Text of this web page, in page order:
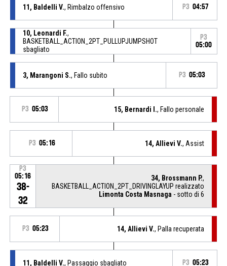
11, Baldelli V., Rimbalzo offensivo P3 04:57
10, Leonardi F.,
BASKETBALL_ACTION_2PT_PULLUPJUMPSHOT
sbagliato
P3
05:00
3, Marangoni S., Fallo subito P3 05:03
P3 05:03 15, Bernardi I., Fallo personale
P3 05:16 14, Allievi V., Assist
P3
05:16
38-
32
34, Brossmann P.,
BASKETBALL_ACTION_2PT_DRIVINGLAYUP realizzato
Limonta Costa Masnaga - sotto di 6
P3 05:23 14, Allievi V., Palla recuperata
11, Baldelli V., Passaggio sbagliato P3 05:23